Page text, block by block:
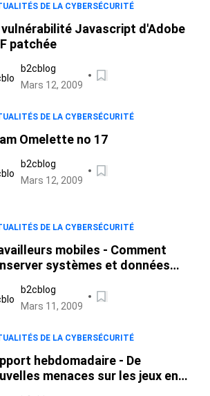
DE LA CYBERSÉCURITÉ
vulnérabilité Javascript d'Adobe
PDF patchée
b2cblog
Mars 12, 2009
DE LA CYBERSÉCURITÉ
Omelette no 17
b2cblog
Mars 12, 2009
DE LA CYBERSÉCURITÉ
mobiles - Comment
systèmes et données
en sécurité lorsque
travaille à distance #2
b2cblog
Mars 11, 2009
DE LA CYBERSÉCURITÉ
hebdomadaire - De
menaces sur les jeux en